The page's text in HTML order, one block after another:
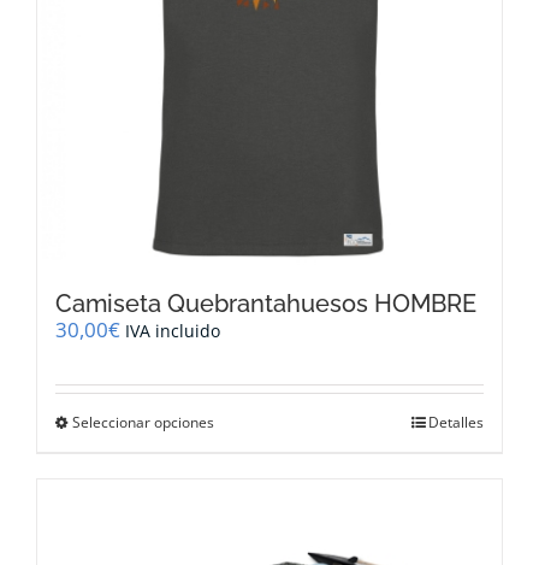
Camiseta Quebrantahuesos HOMBRE
30,00€ IVA incluido
Seleccionar opciones Detalles